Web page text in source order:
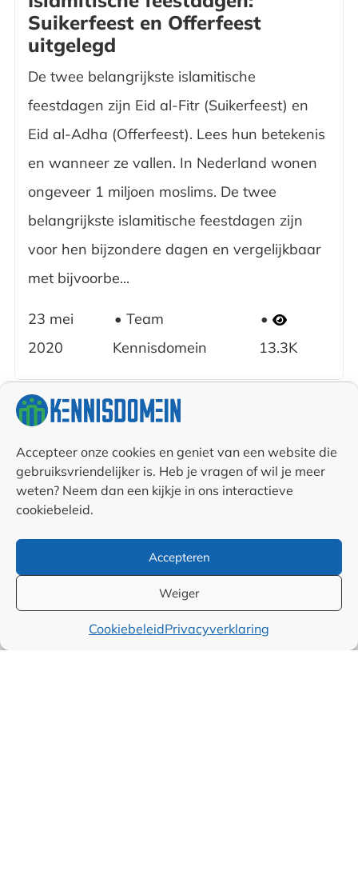
Accepteer onze cookies en geniet van een website die
gebruiksvriendelijker is. Heb je vragen of wil je meer
weten? Neem dan een kijkje in ons interactieve
cookiebeleid.
Accepteren
Weiger
CookiebeleidPrivacyverklaring
Suikerfeest en Offerfeest
uitgelegd
De twee belangrijkste islamitische
feestdagen zijn Eid al-Fitr (Suikerfeest) en
Eid al-Adha (Offerfeest). Lees hun betekenis
en wanneer ze vallen. In Nederland wonen
ongeveer 1 miljoen moslims. De twee
belangrijkste islamitische feestdagen zijn
voor hen bijzondere dagen en vergelijkbaar
met bijvoorbe...
23 mei
2020
Team
Kennisdomein
13.3K
Categorieën
Alle artikelen Juridisch
Sales
Financieel